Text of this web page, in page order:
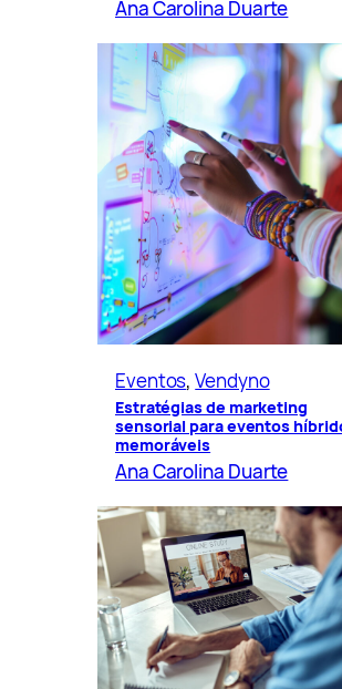
Ana Carolina Duarte
Eventos, Vendyno
Estratégias de marketing
sensorial para eventos
memoráveis
Ana Carolina Duarte